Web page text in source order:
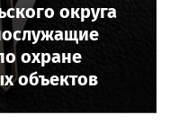
округа
охране
объектов